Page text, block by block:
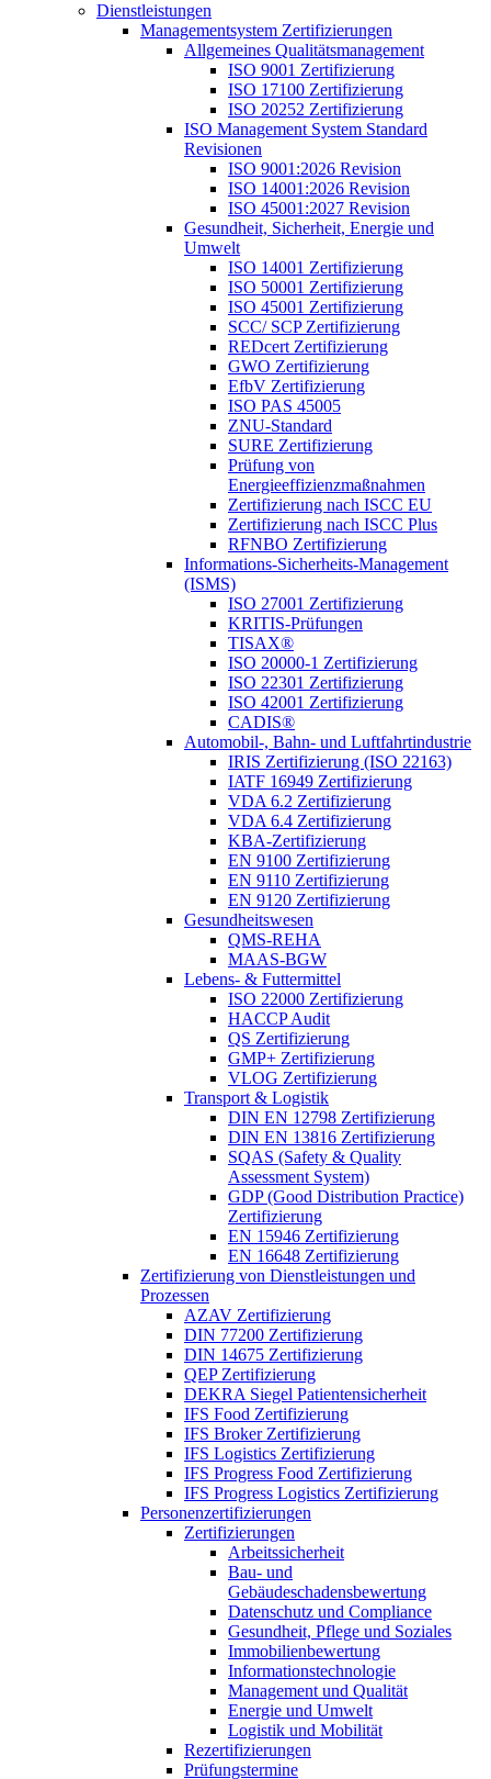
Dienstleistungen
Managementsystem Zertifizierungen
Allgemeines Qualitätsmanagement
ISO 9001 Zertifizierung
ISO 17100 Zertifizierung
ISO 20252 Zertifizierung
ISO Management System Standard
Revisionen
ISO 9001:2026 Revision
ISO 14001:2026 Revision
ISO 45001:2027 Revision
Gesundheit, Sicherheit, Energie und
Umwelt
ISO 14001 Zertifizierung
ISO 50001 Zertifizierung
ISO 45001 Zertifizierung
SCC/ SCP Zertifizierung
REDcert Zertifizierung
GWO Zertifizierung
EfbV Zertifizierung
ISO PAS 45005
ZNU-Standard
SURE Zertifizierung
Prüfung von
Energieeffizienzmaßnahmen
Zertifizierung nach ISCC EU
Zertifizierung nach ISCC Plus
RFNBO Zertifizierung
Informations-Sicherheits-Management
(ISMS)
ISO 27001 Zertifizierung
KRITIS-Prüfungen
TISAX®
ISO 20000-1 Zertifizierung
ISO 22301 Zertifizierung
ISO 42001 Zertifizierung
CADIS®
Automobil-, Bahn- und Luftfahrtindustrie
IRIS Zertifizierung (ISO 22163)
IATF 16949 Zertifizierung
VDA 6.2 Zertifizierung
VDA 6.4 Zertifizierung
KBA-Zertifizierung
EN 9100 Zertifizierung
EN 9110 Zertifizierung
EN 9120 Zertifizierung
Gesundheitswesen
QMS-REHA
MAAS-BGW
Lebens- & Futtermittel
ISO 22000 Zertifizierung
HACCP Audit
QS Zertifizierung
GMP+ Zertifizierung
VLOG Zertifizierung
Transport & Logistik
DIN EN 12798 Zertifizierung
DIN EN 13816 Zertifizierung
SQAS (Safety & Quality
Assessment System)
GDP (Good Distribution Practice)
Zertifizierung
EN 15946 Zertifizierung
EN 16648 Zertifizierung
Zertifizierung von Dienstleistungen und
Prozessen
AZAV Zertifizierung
DIN 77200 Zertifizierung
DIN 14675 Zertifizierung
QEP Zertifizierung
DEKRA Siegel Patientensicherheit
IFS Food Zertifizierung
IFS Broker Zertifizierung
IFS Logistics Zertifizierung
IFS Progress Food Zertifizierung
IFS Progress Logistics Zertifizierung
Personenzertifizierungen
Zertifizierungen
Arbeitssicherheit
Bau- und
Gebäudeschadensbewertung
Datenschutz und Compliance
Gesundheit, Pflege und Soziales
Immobilienbewertung
Informationstechnologie
Management und Qualität
Energie und Umwelt
Logistik und Mobilität
Rezertifizierungen
Prüfungstermine